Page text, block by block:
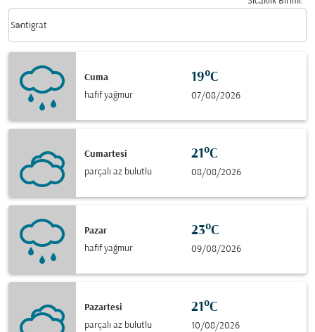
Santigrat
keyboard_arrow_down
Cuma
hafif yağmur
19°C
07/08/2026
Cumartesi
parçalı az bulutlu
21°C
08/08/2026
Pazar
hafif yağmur
23°C
09/08/2026
Pazartesi
parçalı az bulutlu
21°C
10/08/2026